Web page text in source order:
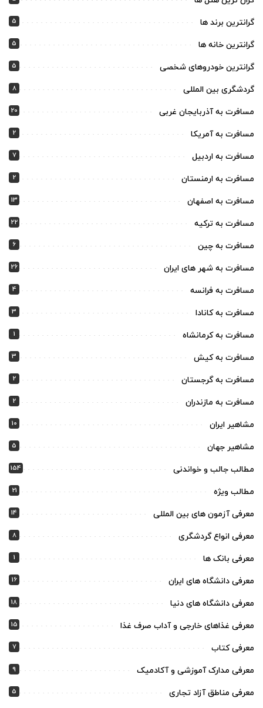
گرانترین برند ها 5
گرانترین خانه ها 5
گرانترین خودروهای شخصی 5
گردشگری بین المللی 8
مسافرت به آذربایجان غربی 20
مسافرت به آمریکا 2
مسافرت به اردبیل 7
مسافرت به ارمنستان 2
مسافرت به اصفهان 13
مسافرت به ترکیه 22
مسافرت به چین 6
مسافرت به شهر های ایران 26
مسافرت به فرانسه 4
مسافرت به کانادا 3
مسافرت به کرمانشاه 1
مسافرت به کیش 3
مسافرت به گرجستان 2
مسافرت به مازندران 2
مشاهیر ایران 10
مشاهیر جهان 5
مطالب جالب و خواندنی 154
مطالب ویژه 21
معرفی آزمون های بین المللی 14
معرفی انواع گردشگری 8
معرفی بانک ها 1
معرفی دانشگاه های ایران 16
معرفی دانشگاه های دنیا 18
معرفی غذاهای خارجی و آداب صرف غذا 15
معرفی کتاب 7
معرفی مدارک آموزشی و آکادمیک 9
معرفی مناطق آزاد تجاری 5